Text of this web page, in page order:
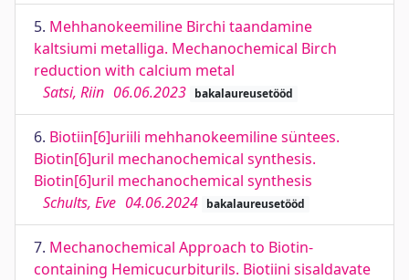
5. Mehhanokeemiline Birchi taandamine
kaltsiumi metalliga. Mechanochemical Birch
reduction with calcium metal
Satsi, Riin 06.06.2023 bakalaureusetööd
6. Biotiin[6]uriili mehhanokeemiline süntees.
Biotin[6]uril mechanochemical synthesis.
Biotin[6]uril mechanochemical synthesis
Schults, Eve 04.06.2024 bakalaureusetööd
7. Mechanochemical Approach to Biotin-
containing Hemicucurbiturils. Biotiini sisaldavate